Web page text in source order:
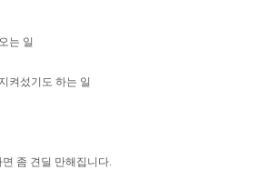
는 일
켜섰기도 하는 일
면 좀 견딜 만해집니다.